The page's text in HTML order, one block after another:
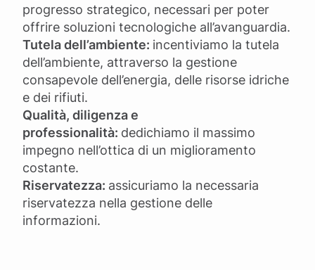
progresso strategico, necessari per poter
offrire soluzioni tecnologiche all’avanguardia.
Tutela dell’ambiente: incentiviamo la tutela
dell’ambiente, attraverso la gestione
consapevole dell’energia, delle risorse idriche
e dei rifiuti.
Qualità, diligenza e
professionalità: dedichiamo il massimo
impegno nell’ottica di un miglioramento
costante.
Riservatezza: assicuriamo la necessaria
riservatezza nella gestione delle
informazioni.